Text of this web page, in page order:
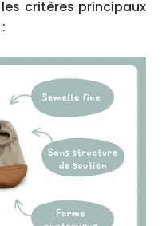
les critères principaux
: